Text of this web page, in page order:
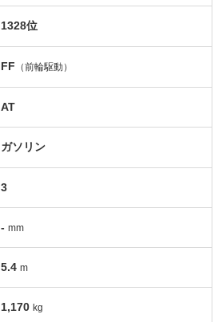
1328位
FF （前輪駆動）
AT
ガソリン
3
- mm
5.4 m
1,170 kg